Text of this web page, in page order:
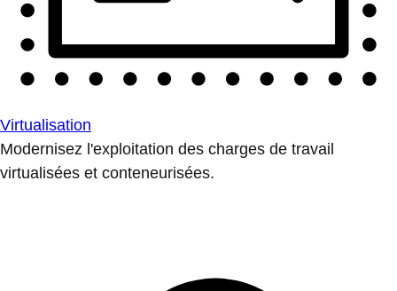
Virtualisation
Modernisez l'exploitation des charges de travail
virtualisées et conteneurisées.